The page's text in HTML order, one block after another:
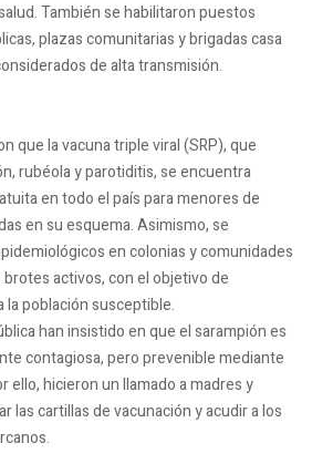
También se habilitaron puestos
plazas comunitarias y brigadas casa
de alta transmisión.
que la vacuna triple viral (SRP), que
rubéola y parotiditis, se encuentra
en todo el país para menores de
en su esquema. Asimismo, se
en colonias y comunidades
activos, con el objetivo de
población susceptible.
han insistido en que el sarampión es
contagiosa, pero prevenible mediante
ello, hicieron un llamado a madres y
las cartillas de vacunación y acudir a los